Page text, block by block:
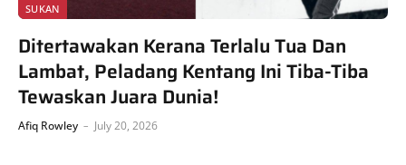
SUKAN
Ditertawakan Kerana Terlalu Tua Dan
Lambat, Peladang Kentang Ini Tiba-Tiba
Tewaskan Juara Dunia!
Afiq Rowley July 20, 2026